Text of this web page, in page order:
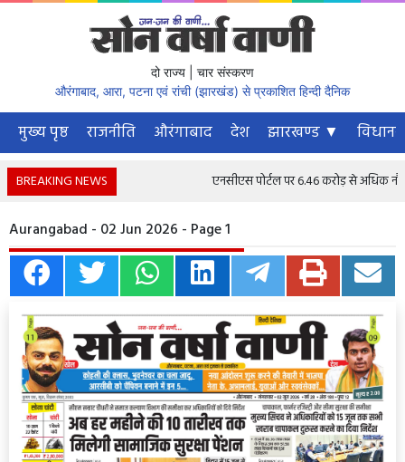
दो राज्य | चार संस्करण
औरंगाबाद, आरा, पटना एवं रांची (झारखंड) से प्रकाशित हिन्दी दैनिक
मुख्य पृष्ठ राजनीति औरंगाबाद देश झारखण्ड ▼
BREAKING NEWS एनसीएस पोर्टल पर 6.46 करोड़ से अधिक
Aurangabad - 02 Jun 2026 - Page 1